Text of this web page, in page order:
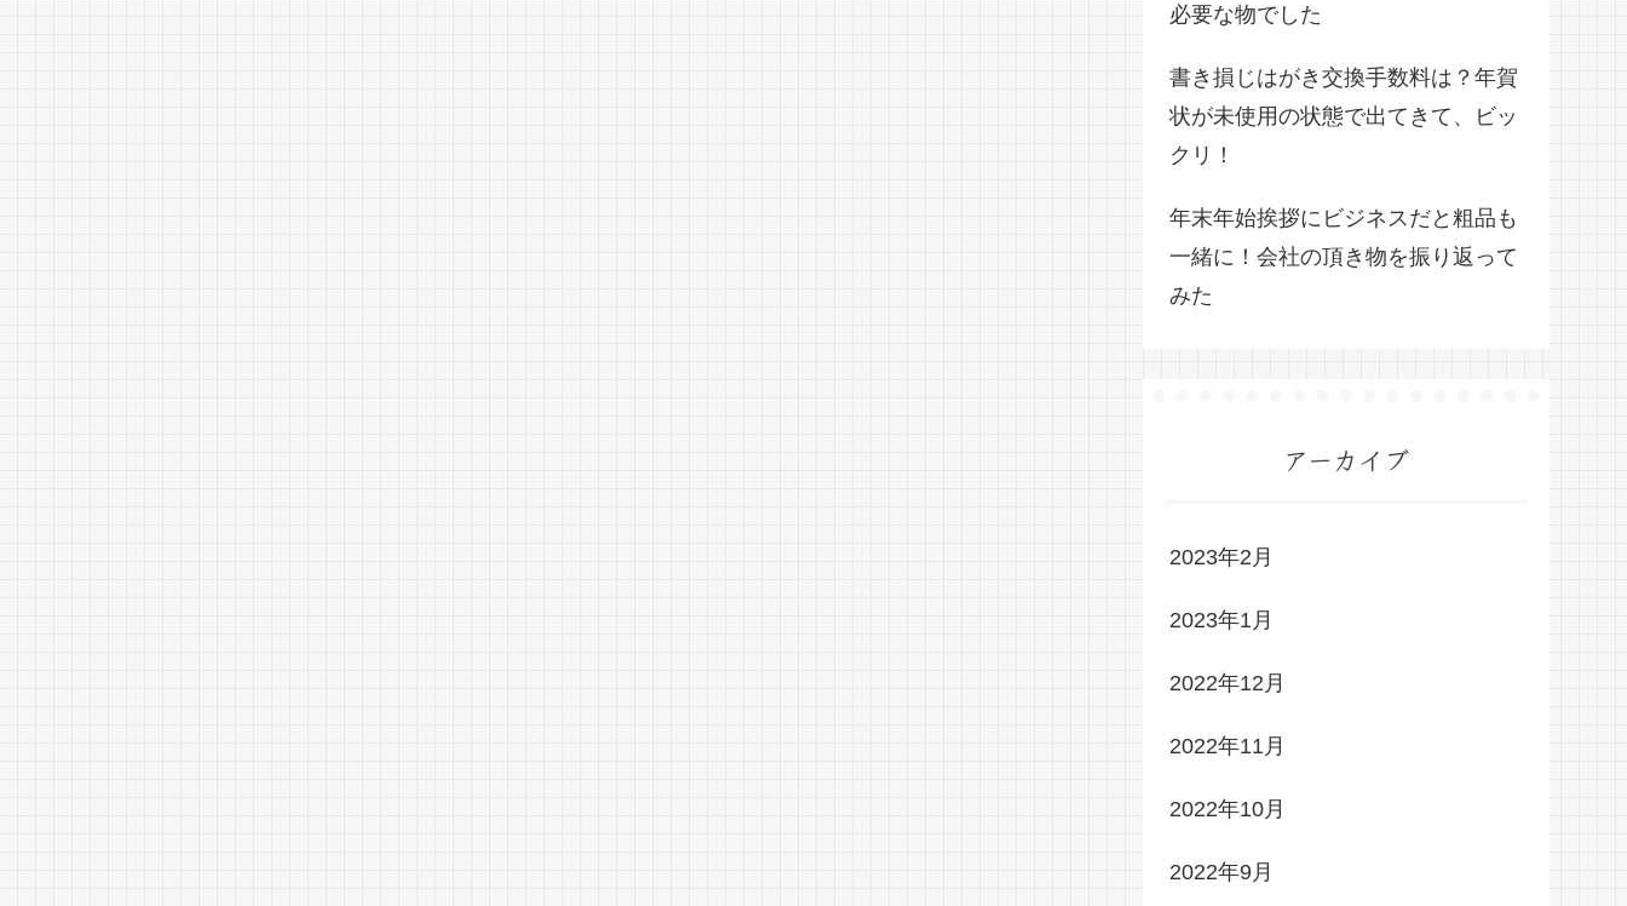
必要な物でした
書き損じはがき交換手数料は？年賀
状が未使用の状態で出てきて、ビッ
クリ！
年末年始挨拶にビジネスだと粗品も
一緒に！会社の頂き物を振り返って
みた
アーカイブ
2023年2月
2023年1月
2022年12月
2022年11月
2022年10月
2022年9月